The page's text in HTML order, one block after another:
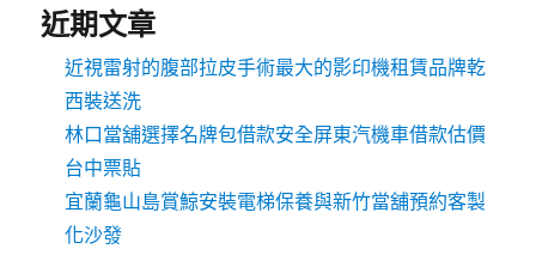
近期文章
近視雷射的腹部拉皮手術最大的影印機租賃品牌乾
西裝送洗
林口當舖選擇名牌包借款安全屏東汽機車借款估價
台中票貼
宜蘭龜山島賞鯨安裝電梯保養與新竹當舖預約客製
化沙發